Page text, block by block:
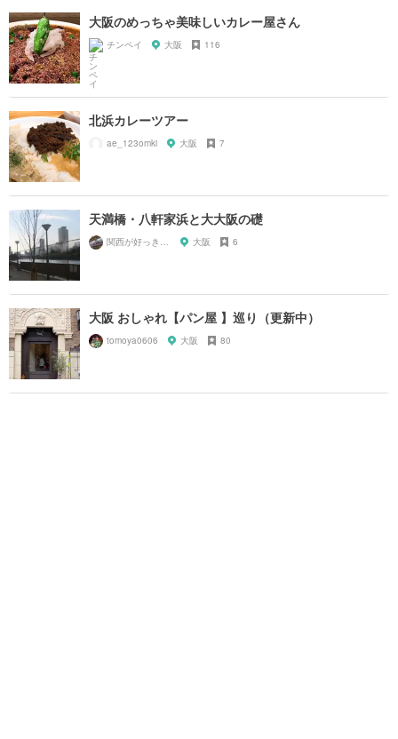
大阪のめっちゃ美味しいカレー屋さん
チンペイ 大阪 116
北浜カレーツアー
ae_123omki 大阪 7
天満橋・八軒家浜と大大阪の礎
大阪 6
大阪 おしゃれ【パン屋 】巡り（更新中）
tomoya0606 大阪 80